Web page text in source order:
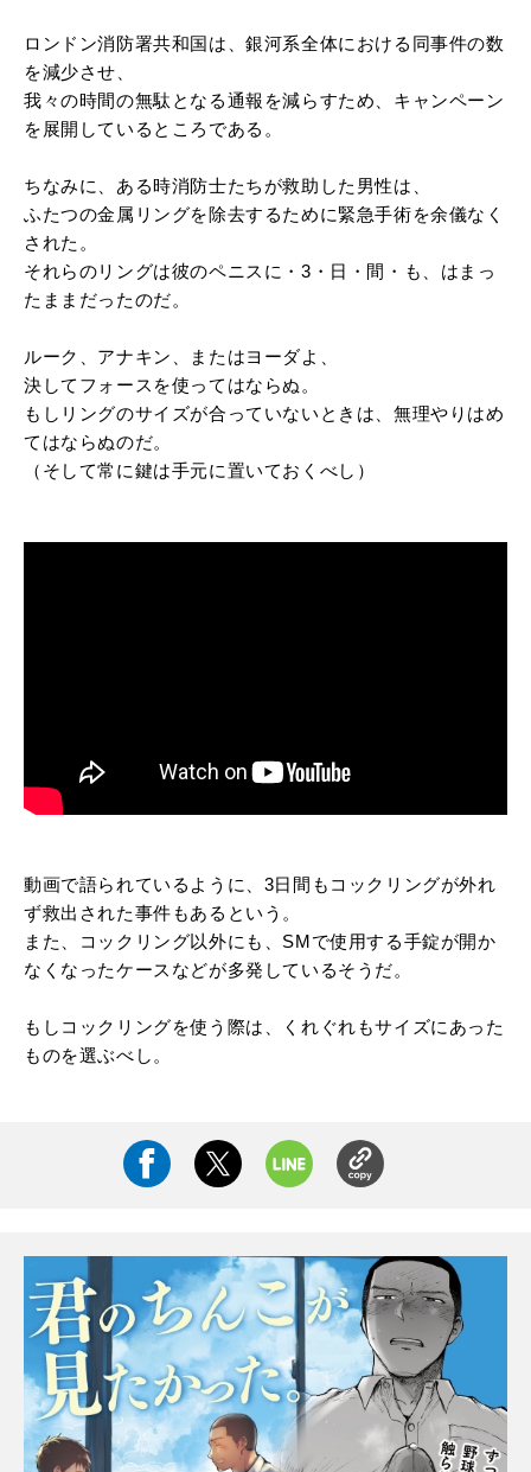
ロンドン消防署共和国は、銀河系全体における同事件の数
を減少させ、
我々の時間の無駄となる通報を減らすため、キャンペーン
を展開しているところである。
ちなみに、ある時消防士たちが救助した男性は、
ふたつの金属リングを除去するために緊急手術を余儀なく
された。
それらのリングは彼のペニスに・3・日・間・も、はまっ
たままだったのだ。
ルーク、アナキン、またはヨーダよ、
決してフォースを使ってはならぬ。
もしリングのサイズが合っていないときは、無理やりはめ
てはならぬのだ。
（そして常に鍵は手元に置いておくべし）
動画で語られているように、3日間もコックリングが外れ
ず救出された事件もあるという。
また、コックリング以外にも、SMで使用する手錠が開か
なくなったケースなどが多発しているそうだ。
もしコックリングを使う際は、くれぐれもサイズにあった
ものを選ぶべし。